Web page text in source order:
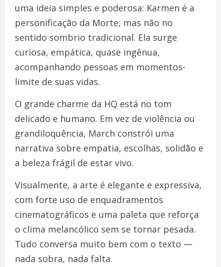
uma ideia simples e poderosa: Karmen é a
personificação da Morte, mas não no
sentido sombrio tradicional. Ela surge
curiosa, empática, quase ingênua,
acompanhando pessoas em momentos-
limite de suas vidas.
O grande charme da HQ está no tom
delicado e humano. Em vez de violência ou
grandiloquência, March constrói uma
narrativa sobre empatia, escolhas, solidão e
a beleza frágil de estar vivo.
Visualmente, a arte é elegante e expressiva,
com forte uso de enquadramentos
cinematográficos e uma paleta que reforça
o clima melancólico sem se tornar pesada.
Tudo conversa muito bem com o texto —
nada sobra, nada falta.